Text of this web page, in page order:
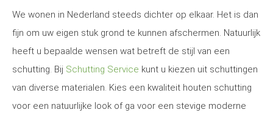
We wonen in Nederland steeds dichter op elkaar. Het is dan
fijn om uw eigen stuk grond te kunnen afschermen. Natuurlijk
heeft u bepaalde wensen wat betreft de stijl van een
schutting. Bij Schutting Service kunt u kiezen uit schuttingen
van diverse materialen. Kies een kwaliteit houten schutting
voor een natuurlijke look of ga voor een stevige moderne